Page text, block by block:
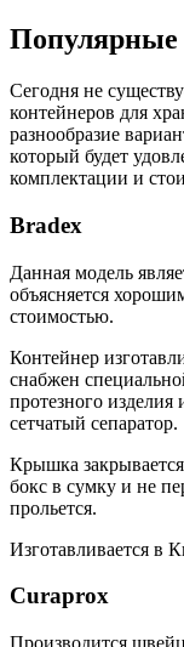
Популярные
Сегодня не
контейнеров для
разнообразие
который будет
комплектации и
Bradex
Данная модель
объясняется
стоимостью.
Контейнер
снабжен
протезного
сетчатый сепаратор.
Крышка
бокс в сумку и не
прольется.
Изготавливается в
Curaprox
Производится